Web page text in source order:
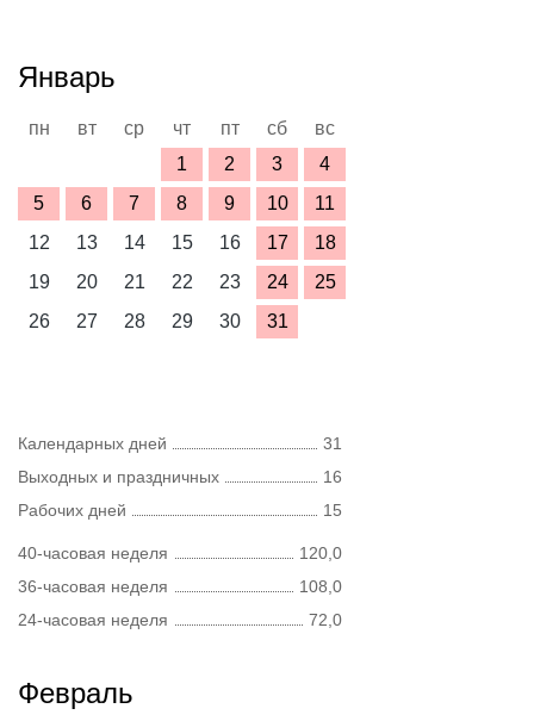
Январь
пн вт ср чт пт сб
вс
1
2 3
4
5
6 7 8 9 10
11
12
13 14 15 16 17
18
19
20 21 22 23 24
25
26
27 28 29 30 31
Календарных дней
31
Выходных и праздничных
16
Рабочих дней
15
40-часовая неделя
120,0
36-часовая неделя
108,0
24-часовая неделя
72,0
Февраль